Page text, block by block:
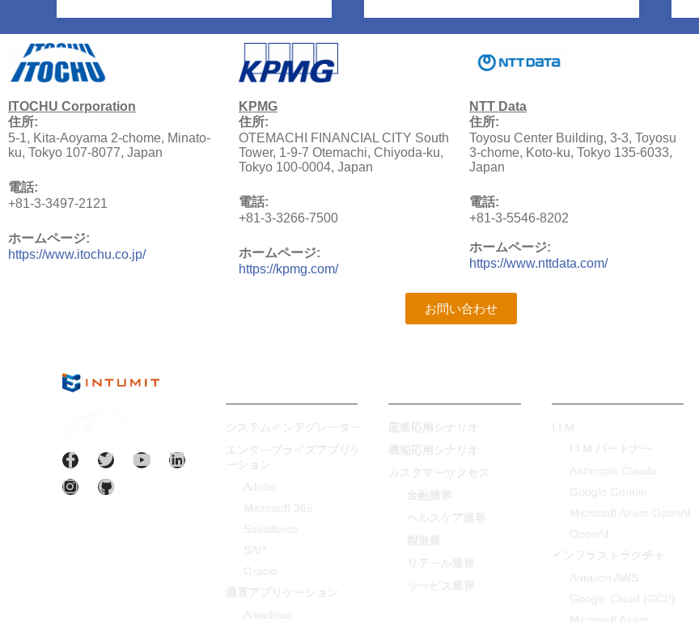
ITOCHU Corporation
住所:
5-1, Kita-Aoyama 2-chome, Minato-
ku, Tokyo 107-8077, Japan
電話:
+81-3-3497-2121
ホームページ:
https://www.itochu.co.jp/
KPMG
住所:
OTEMACHI FINANCIAL CITY South
Tower, 1-9-7 Otemachi, Chiyoda-ku,
Tokyo 100-0004, Japan
電話:
+81-3-3266-7500
ホームページ:
https://kpmg.com/
NTT Data
住所:
Toyosu Center Building, 3-3, Toyosu
3-chome, Koto-ku, Tokyo 135-6033,
Japan
電話:
+81-3-5546-8202
ホームページ:
https://www.nttdata.com/
お問い合わせ